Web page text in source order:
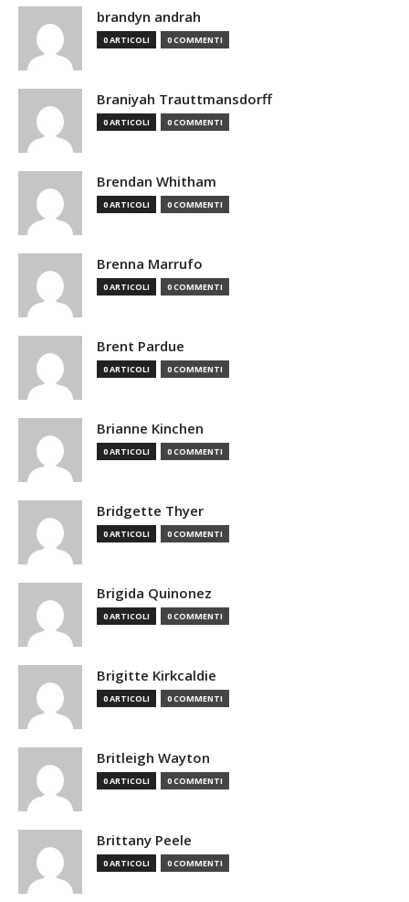
brandyn andrah
0 ARTICOLI 0 COMMENTI
Braniyah Trauttmansdorff
0 ARTICOLI 0 COMMENTI
Brendan Whitham
0 ARTICOLI 0 COMMENTI
Brenna Marrufo
0 ARTICOLI 0 COMMENTI
Brent Pardue
0 ARTICOLI 0 COMMENTI
Brianne Kinchen
0 ARTICOLI 0 COMMENTI
Bridgette Thyer
0 ARTICOLI 0 COMMENTI
Brigida Quinonez
0 ARTICOLI 0 COMMENTI
Brigitte Kirkcaldie
0 ARTICOLI 0 COMMENTI
Britleigh Wayton
0 ARTICOLI 0 COMMENTI
Brittany Peele
0 ARTICOLI 0 COMMENTI